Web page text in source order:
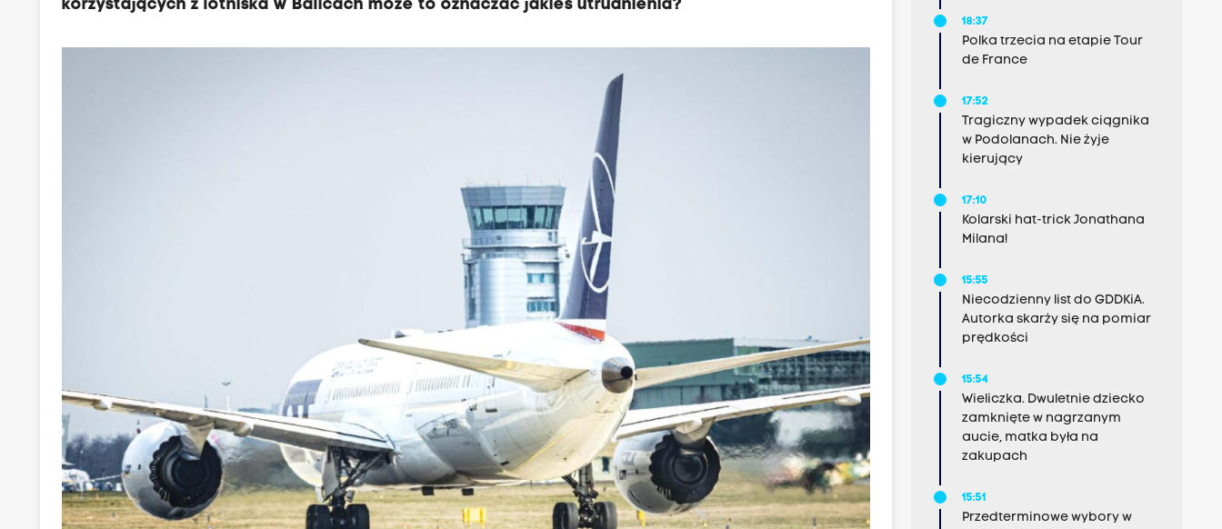
korzystających z lotniska w Balicach może to oznaczać jakieś utrudnienia?
18:37
Polka trzecia na etapie Tour
de France
17:52
Tragiczny wypadek ciągnika
w Podolanach. Nie żyje
kierujący
17:10
Kolarski hat-trick Jonathana
Milana!
15:55
Niecodzienny list do GDDKiA.
Autorka skarży się na pomiar
prędkości
15:54
Wieliczka. Dwuletnie dziecko
zamknięte w nagrzanym
aucie, matka była na
zakupach
15:51
Przedterminowe wybory w